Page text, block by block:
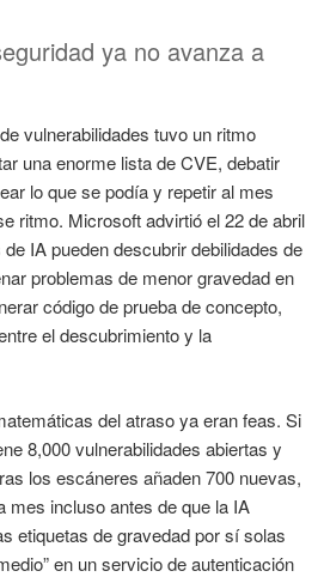
ya no avanza a
vulnerabilidades tuvo un ritmo
una enorme lista de CVE, debatir
lo que se podía y repetir al mes
ritmo. Microsoft advirtió el 22 de abril
IA pueden descubrir debilidades de
problemas de menor gravedad en
código de prueba de concepto,
el descubrimiento y la
del atraso ya eran feas. Si
8,000 vulnerabilidades abiertas y
los escáneres añaden 700 nuevas,
mes incluso antes de que la IA
etiquetas de gravedad por sí solas
en un servicio de autenticación